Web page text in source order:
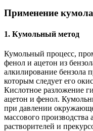
Применение кумола
1. Кумольный метод
Кумольный процесс,
фенол и ацетон из
алкилирование бензола
которым следует его
Кислотное разложение
ацетон и фенол.
при давлении
массового
растворителей и